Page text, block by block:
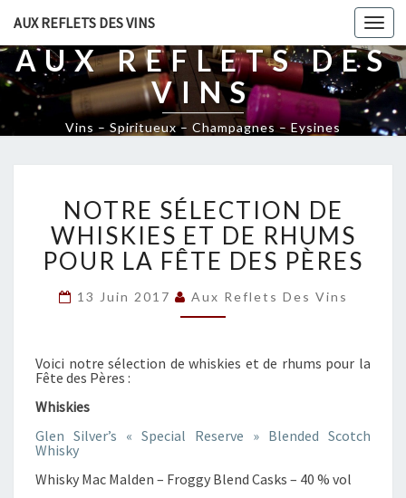
AUX REFLETS DES VINS
AUX REFLETS DES
VINS
Vins – Spiritueux – Champagnes – Eysines
O
T
R
E
C
E
NOTRE SÉLECTION DE
WHISKIES ET DE RHUMS
POUR LA FÊTE DES PÈRES
13 Juin 2017 Aux Reflets Des Vins
Voici notre sélection de whiskies et de rhums pour la
Fête des Pères :
Whiskies
Glen Silver’s « Special Reserve » Blended Scotch
Whisky
Whisky Mac Malden – Froggy Blend Casks – 40 % vol